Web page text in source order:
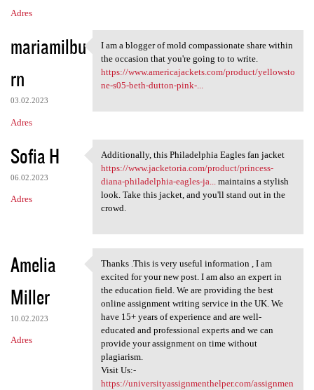
Adres
mariamilbu
rn
03.02.2023
Adres
I am a blogger of mold
I am a blogger of mold compassionate share within
the occasion that you're going to to write.
https://www.americajackets.com/product/yellowsto
ne-s05-beth-dutton-pink-...
Sofia H
06.02.2023
Adres
Additionally, this
Additionally, this Philadelphia Eagles fan jacket
https://www.jacketoria.com/product/princess-
diana-philadelphia-eagles-ja...maintains a stylish
look. Take this jacket, and you'll stand out in the
crowd.
Amelia
Miller
10.02.2023
Adres
Thanks .This is very useful
Thanks .This is very useful information , I am
excited for your new post. I am also an expert in
the education field. We are providing the best
online assignment writing service in the UK. We
have 15+ years of experience and are well-
educated and professional experts and we can
provide your assignment on time without
plagiarism.
Visit Us:-
https://universityassignmenthelper.com/assignmen